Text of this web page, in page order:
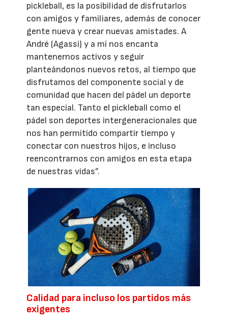
pickleball, es la posibilidad de disfrutarlos
con amigos y familiares, además de conocer
gente nueva y crear nuevas amistades. A
André (Agassi) y a mí nos encanta
mantenernos activos y seguir
planteándonos nuevos retos, al tiempo que
disfrutamos del componente social y de
comunidad que hacen del pádel un deporte
tan especial. Tanto el pickleball como el
pádel son deportes intergeneracionales que
nos han permitido compartir tiempo y
conectar con nuestros hijos, e incluso
reencontrarnos con amigos en esta etapa
de nuestras vidas”.
Calidad para incluso los partidos más
exigentes